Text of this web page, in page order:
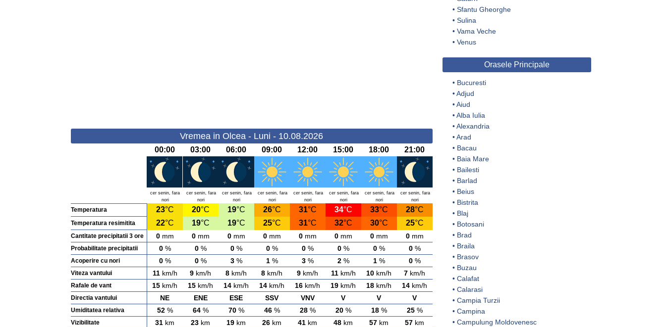
Vremea in Olcea - Luni - 10.08.2026
00:00 03:00 06:00 09:00 12:00 15:00 18:00 21:00
cer senin, fara
nori
cer senin, fara
nori
cer senin, fara
nori
cer senin, fara
nori
cer senin, fara
nori
cer senin, fara
nori
cer senin, fara
nori
cer senin, fara
nori
Temperatura 23°C 20°C 19°C 26°C 31°C 34°C 33°C 28°C
Temperatura resimitita 22°C 19°C 19°C 25°C 31°C 32°C 30°C 25°C
Cantitate precipitatii 3 ore 0mm 0mm 0mm 0mm 0mm 0mm 0mm 0mm
Probabilitate precipitatii 0% 0% 0% 0% 0% 0% 0% 0%
Acoperire cu nori 0% 0% 3% 1% 3% 2% 1% 0%
Viteza vantului 11km/h 9 km/h 8 km/h 8 km/h 9 km/h 11km/h 10 km/h 7 km/h
Rafale de vant 15 km/h 15 km/h 14 km/h 14 km/h 16 km/h 19 km/h 18 km/h 14 km/h
Directia vantului NE ENE ESE SSV VNV V V V
Umiditatea relativa 52% 64% 70% 46% 28% 20% 18% 25%
Vizibilitate 31 km 23 km 19 km 26 km 41 km 48 km 57 km 57 km
• Sfantu Gheorghe
• Sulina
• Vama Veche
• Venus
Orasele Principale
• Bucuresti
•Adjud
•Aiud
•Alba Iulia
•Alexandria
•Arad
• Bacau
• Baia Mare
• Bailesti
• Barlad
• Beius
• Bistrita
• Blaj
• Botosani
• Brad
• Braila
• Brasov
• Buzau
• Calafat
• Calarasi
• Campia Turzii
• Campina
• Campulung Moldovenesc